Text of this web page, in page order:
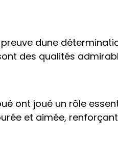
dune
des qualités
ont joué un rôle
et aimée,